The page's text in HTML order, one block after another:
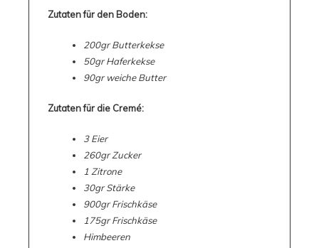
Zutaten für den Boden:
200gr Butterkekse
50gr Haferkekse
90gr weiche Butter
Zutaten für die Cremé:
3 Eier
260gr Zucker
1 Zitrone
30gr Stärke
900gr Frischkäse
175gr Frischkäse
Himbeeren